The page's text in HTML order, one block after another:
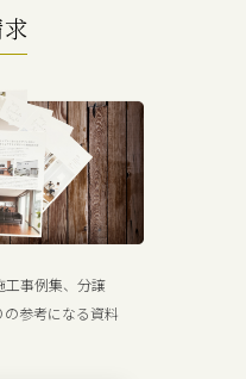
工事例集、分譲
参考になる資料